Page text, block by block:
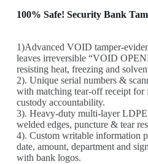
100% Safe! Security Bank
1)Advanced VOID tamper-
leaves irreversible “VOID
resisting heat, freezing and
2). Unique serial numbers &
with matching tear-off receipt for
custody accountability.
3). Heavy-duty multi-layer
welded edges, puncture & tear
4). Custom writable information
date, amount, department and
with bank logos.